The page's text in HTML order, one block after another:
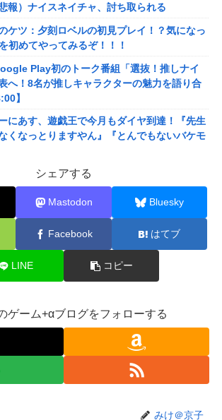
報）ナイスネイチャ、討ち取られる
ケツ：夕刻ロベルの初見プレイ！？気になっ
初めてやってみるぞ！！！
Play初のトーク番組「選抜！推しナイ
へ！8名が推しキャラクターの魅力を語り合
】
にあす、遊戯王で今月もダイヤ到達！『先生
くなっとりますやん』『とんでもないバケモ
版『モンハンワイルズ』はDLSS込みで
」
たんだけど
ら提督に着任するなら皆吹雪初期艦なんだろ
やってる女の末路ｗｗｗｗｗｗｗｗｗｗｗ
「スムージーにキウイ皮ごと入れよ。これ美
ね〜」→ 結果…
レイヤーが死ぬ気で痩せた結果ｗｗｗｗ
族虐 殺の犯人、ツェリードニヒで確定！ク
シェアする
Mastodon Bluesky
Facebook はてブ
LINE コピー
ゲーム+αブログをフォローする
みけ＠京子